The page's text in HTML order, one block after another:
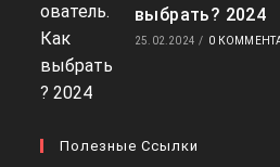
выбрать? 2024
25.02.2024 / 0
Полезные Ссылки